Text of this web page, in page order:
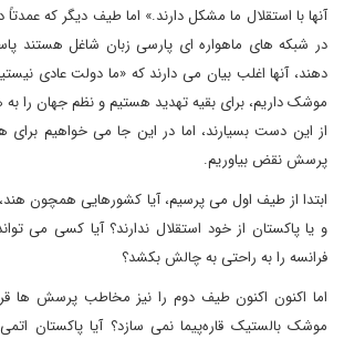
آنها با استقلال ما مشکل دارند.» اما طیف دیگر که
در شبکه های ماهواره ای پارسی زبان شاغل هستند
دهند، آنها اغلب بیان می دارند که «ما دولت عادی
موشک داریم، برای بقیه تهدید هستیم و نظم جهان را
از این دست بسیارند، اما در این جا می خواهیم
پرسش نقض بیاوریم.
ابتدا از طیف اول می پرسیم، آیا کشورهایی همچون
و یا پاکستان از خود استقلال ندارند؟ آیا کسی می
فرانسه را به راحتی به چالش بکشد؟
اما اکنون اکنون طیف دوم را نیز مخاطب پرسش ها
موشک بالستیک قاره‌پیما نمی سازد؟ آیا پاکستان اتمی